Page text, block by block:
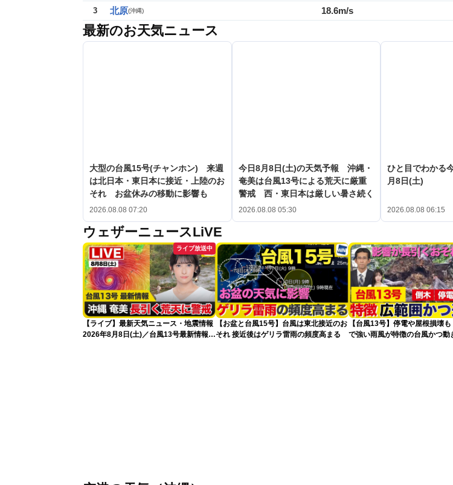
3 北原(沖縄) 18.6m/s
最新のお天気ニュース
大型の台風15号(チャンホン) 来週
は北日本・東日本に接近・上陸のお
それ お盆休みの移動に影響も
2026.08.08 07:20
今日8月8日(土)の天気予報 沖縄・
奄美は台風13号による荒天に厳重
警戒 西・東日本は厳しい暑さ続く
2026.08.08 05:30
ひと目でわかる
月8日(土)
2026.08.08 06:15
ウェザーニュースLiVE
ライブ放送中
【ライブ】最新天気ニュース・地震情報
2026年8月8日(土)／台風13号最新情報
【お盆と台風15号】台風は東北接近のお
それ 接近後はゲリラ雷雨の頻度高まる
【台風13号】停電や屋根損壊も
で強い雨風が特徴の台風かつ動